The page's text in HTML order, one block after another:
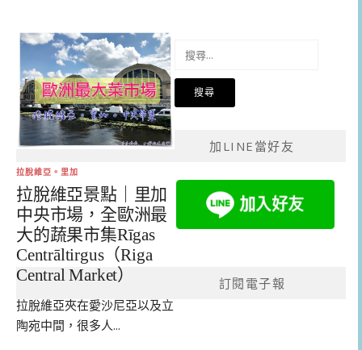
拉脫維亞。里加
拉脫維亞景點｜里加
中央市場，全歐洲最
大的蔬果市集Rīgas
Centrāltirgus（Riga
Central Market）
拉脫維亞夾在愛沙尼亞以及立
陶宛中間，很多人...
關
加LINE當好友
訂閱電子報